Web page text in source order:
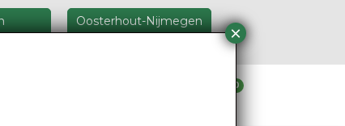
Oosterhout-Nijmegen
0